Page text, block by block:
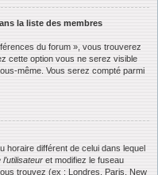
la liste des membres
du forum », vous trouverez
cette option vous ne serez visible
même. Vous serez compté parmi
horaire différent de celui dans lequel
et modifiez le fuseau
trouvez (ex : Londres, Paris, New